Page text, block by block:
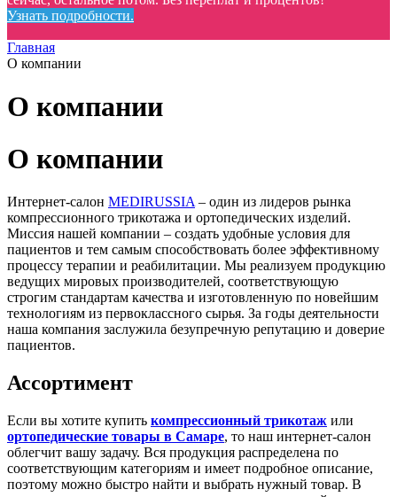
Узнать подробности.
Главная
О компании
О компании
О компании
Интернет-салон MEDIRUSSIA – один из лидеров рынка
компрессионного трикотажа и ортопедических изделий.
Миссия нашей компании – создать удобные условия для
пациентов и тем самым способствовать более эффективному
процессу терапии и реабилитации. Мы реализуем продукцию
ведущих мировых производителей, соответствующую
строгим стандартам качества и изготовленную по новейшим
технологиям из первоклассного сырья. За годы деятельности
наша компания заслужила безупречную репутацию и доверие
пациентов.
Ассортимент
Если вы хотите купить компрессионный трикотаж или
ортопедические товары в Самаре, то наш интернет-салон
облегчит вашу задачу. Вся продукция распределена по
соответствующим категориям и имеет подробное описание,
поэтому можно быстро найти и выбрать нужный товар. В